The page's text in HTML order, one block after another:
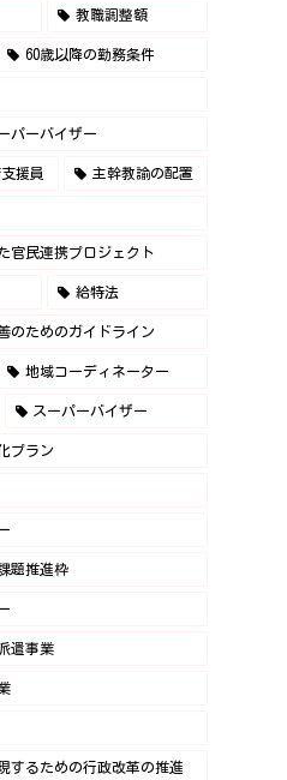
教職調整額
60歳以降の勤務条件
パーバイザー
援員 主幹教諭の配置
官民連携プロジェクト
給特法
のためのガイドライン
地域コーディネーター
スーパーバイザー
プラン
題推進枠
遣事業
するための行政改革の推進